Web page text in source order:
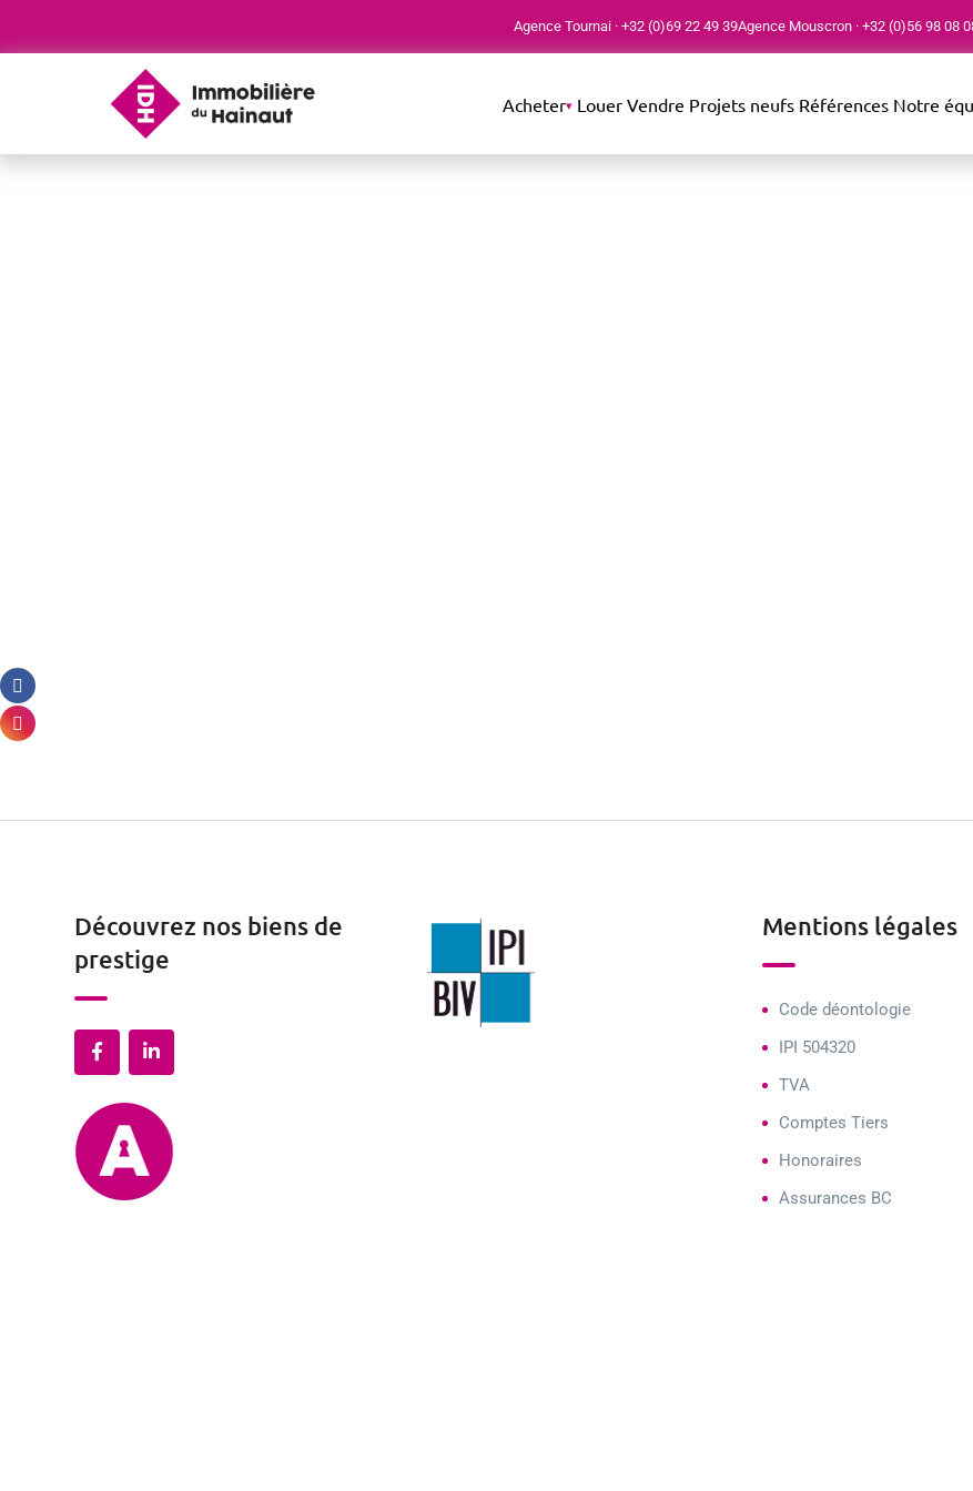
Agence Tournai· +32 (0)69 22 49 39Agence Mouscron· +32 (0)56 98 08
Acheter Louer Vendre Projets neufs Références Notre
Découvrez nos biens de
prestige
Mentions légales
Code déontologie
IPI 504320
TVA
Comptes Tiers
Honoraires
Assurances BC